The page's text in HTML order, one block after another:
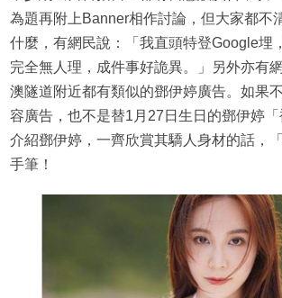
為題再附上Banner相作討論，但大家都不
什麼，有網民說：「我直頭特登Google埋
完全無人理，成件事好詭異。」另外亦有
澳隧道附近都有類似的鄧伊婷廣告。如果
容廣告，也不是替1月27日生日的鄧伊婷
介紹鄧伊婷，一齊欣賞其驕人身材的話，
手筆！